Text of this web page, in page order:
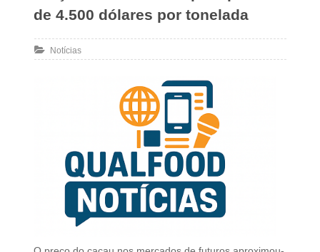
de 4.500 dólares por tonelada
Notícias